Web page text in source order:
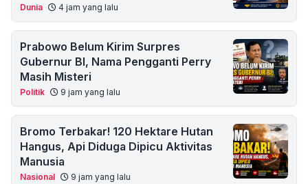
Dunia 4 jam yang lalu
Prabowo Belum Kirim Surpres
Gubernur BI, Nama Pengganti Perry
Masih Misteri
Politik 9 jam yang lalu
Bromo Terbakar! 120 Hektare Hutan
Hangus, Api Diduga Dipicu Aktivitas
Manusia
Nasional 9 jam yang lalu